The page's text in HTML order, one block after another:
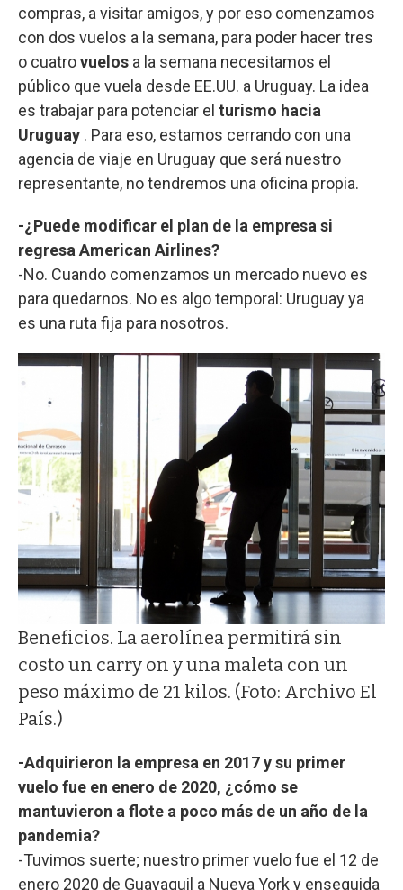
compras, a visitar amigos, y por eso comenzamos
con dos vuelos a la semana, para poder hacer tres
o cuatrovuelos a la semana necesitamos el
público que vuela desde EE.UU. a Uruguay. La idea
es trabajar para potenciar el turismo hacia
Uruguay . Para eso, estamos cerrando con una
agencia de viaje en Uruguay que será nuestro
representante, no tendremos una oficina propia.
-¿Puede modificar el plan de la empresa si
regresa American Airlines?
-No. Cuando comenzamos un mercado nuevo es
para quedarnos. No es algo temporal: Uruguay ya
es una ruta fija para nosotros.
Beneficios. La aerolínea permitirá sin
costo un carry on y una maleta con un
peso máximo de 21 kilos. (Foto: Archivo El
País.)
-Adquirieron la empresa en 2017 y su primer
vuelo fue en enero de 2020, ¿cómo se
mantuvieron a flote a poco más de un año de la
pandemia?
-Tuvimos suerte; nuestro primer vuelo fue el 12 de
enero 2020 de Guayaquil a Nueva York y enseguida